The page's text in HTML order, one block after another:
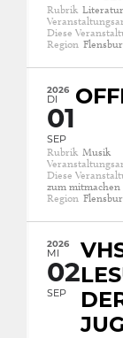
Rubrik
Diese
Region
2026
DI
01
SEP
Rubrik Musik
Diese
zum mitmachen
Region
2026
MI
02
SEP